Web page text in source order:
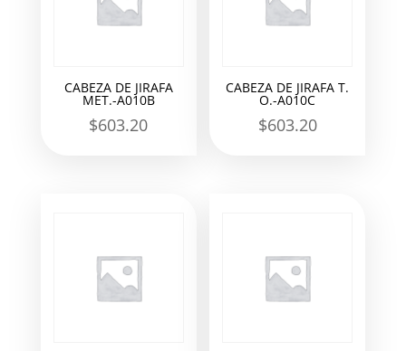
CABEZA DE JIRAFA
MET.-A010B
$603.20
CABEZA DE JIRAFA T.
O.-A010C
$603.20